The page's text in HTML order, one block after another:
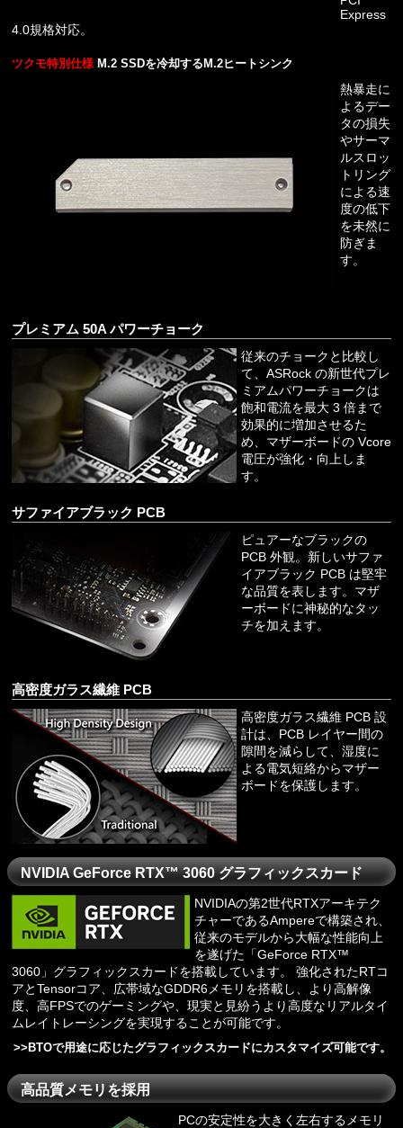
Express
4.0規格対応。
ツクモ特別仕様 M.2 SSDを冷却するM.2ヒートシンク
熱暴走に
よるデー
タの損失
やサーマ
ルスロッ
トリング
による速
度の低下
を未然に
防ぎま
す。
プレミアム 50A パワーチョーク
従来のチョークと比較し
て、ASRock の新世代プレ
ミアムパワーチョークは
飽和電流を最大 3 倍まで
効果的に増加させるた
め、マザーボードの Vcore
電圧が強化・向上しま
す。
サファイアブラック PCB
ピュアーなブラックの
PCB 外観。新しいサファ
イアブラック PCB は堅牢
な品質を表します。マザ
ーボードに神秘的なタッ
チを加えます。
高密度ガラス繊維 PCB
高密度ガラス繊維 PCB 設
計は、PCB レイヤー間の
隙間を減らして、湿度に
よる電気短絡からマザー
ボードを保護します。
NVIDIA GeForce RTX™ 3060 グラフィックスカード
NVIDIAの第2世代RTXアーキテク
チャーであるAmpereで構築され、
従来のモデルから大幅な性能向上
を遂げた「GeForce RTX™
3060」グラフィックスカードを搭載しています。 強化されたRTコ
アとTensorコア、広帯域なGDDR6メモリを搭載し、より高解像
度、高FPSでのゲーミングや、現実と見紛うより高度なリアルタイ
ムレイトレーシングを実現することが可能です。
>>BTOで用途に応じたグラフィックスカードにカスタマイズ可能です。
高品質メモリを採用
PCの安定性を大きく左右するメモリ